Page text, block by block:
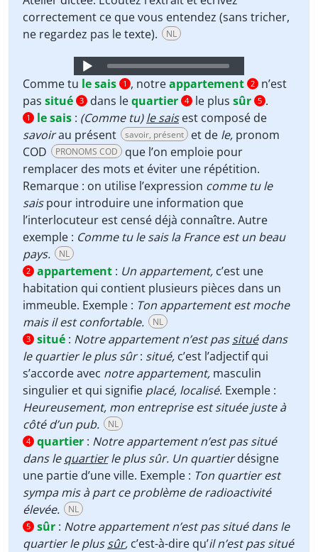
correctement ce que vous entendez (sans tricher,
ne regardez pas le texte).
NL
Audio
Player
Comme tu le sais 1 , notreappartement 2
n’est
pas situé 3 dans lequartier 4 le plus sûr 5 .
1 le sais : (Comme tu)le sais est composé de
savoirau présent savoir, présent et de le, pronom
COD
PRONOMS COD
que l’on emploie pour
remplacer des mots et éviter une répétition.
Remarque : on utilise l’expression comme tu le
saispour introduire une information que
l’interlocuteur est censé déjà connaître. Autre
exemple : Comme tu le sais la France est un beau
pays.
NL
2 appartement : Un appartement, c’est une
habitation qui contient plusieurs pièces dans un
immeuble. Exemple : Ton appartement est moche
mais il est confortable.
NL
3 situé : Notre appartement n’est passituédans
le quartier le plus sûr: situé, c’est l’adjectif qui
s’accorde avec notre appartement, masculin
singulier et qui signifie placé, localisé. Exemple :
Heureusement, mon entreprise est située juste à
côté d’un pub.
NL
4 quartier : Notre appartement n’est pas situé
dans lequartierle plus sûr. Un quartierdésigne
une partie d’une ville. Exemple : Ton quartier est
sympa mis à part ce problème de radioactivité
élevée.
NL
5 sûr : Notre appartement n’est pas situé dans le
quartier le plussûr, c’est-à-dire qu’il n’est pas situé